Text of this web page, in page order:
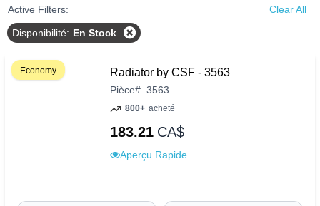
Active Filters: Clear All
Disponibilité: En Stock
Economy Radiator by CSF - 3563
Pièce# 3563
800+ acheté
183.21 CA$
Aperçu Rapide